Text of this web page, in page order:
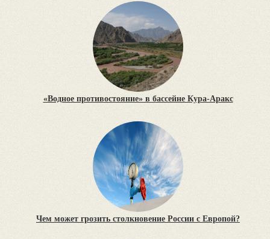
«Водное противостояние» в бассейне Кура-Аракс
Чем может грозить столкновение России с Европой?